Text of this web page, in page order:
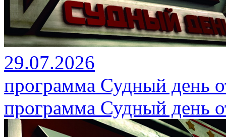
29.07.2026
программа Судный день
программа Судный день